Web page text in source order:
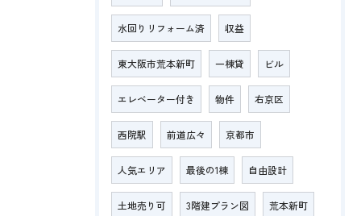
水回りリフォーム済 収益
東大阪市荒本新町 一棟貸 ビル
エレベーター付き 物件 右京区
西院駅 前道広々 京都市
人気エリア 最後の1棟 自由設計
土地売り可 3階建プラン図 荒本新町